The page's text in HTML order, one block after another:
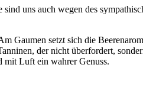
uns auch wegen des
Gaumen setzt sich die
der nicht überfordert,
mit Luft ein wahrer Genuss.